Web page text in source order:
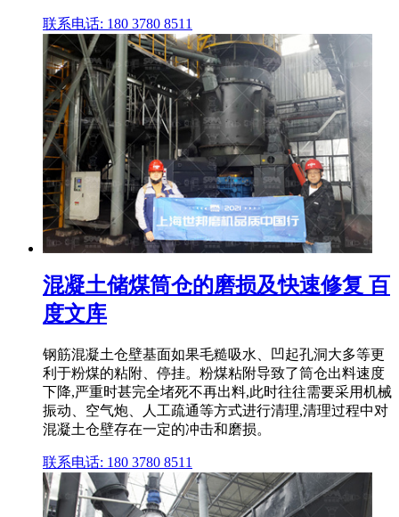
联系电话: 180 3780 8511
混凝土储煤筒仓的磨损及快速修复 百
度文库
钢筋混凝土仓壁基面如果毛糙吸水、凹起孔洞大多等更
利于粉煤的粘附、停挂。粉煤粘附导致了筒仓出料速度
下降,严重时甚完全堵死不再出料,此时往往需要采用机械
振动、空气炮、人工疏通等方式进行清理,清理过程中对
混凝土仓壁存在一定的冲击和磨损。
联系电话: 180 3780 8511